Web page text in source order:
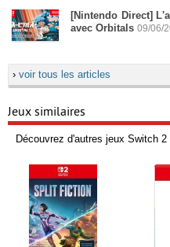
[Nintendo Direct]
avec Orbitals 09/06/
› voir tous les articles
Jeux similaires
Découvrez d'autres jeux Switch 2